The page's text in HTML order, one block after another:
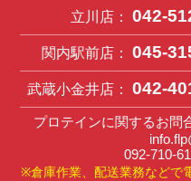
立川店： 042-
関内駅前店： 045-
武蔵小金井店： 042-
プロテインに関するお問
092-710-
※倉庫作業、配送業務などで